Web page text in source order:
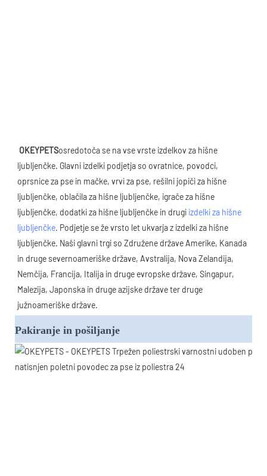
OKEYPETSosredotoča se na vse vrste izdelkov za hišne
ljubljenčke. Glavni izdelki podjetja so ovratnice, povodci,
oprsnice za pse in mačke, vrvi za pse, rešilni jopiči za hišne
ljubljenčke, oblačila za hišne ljubljenčke, igrače za hišne
ljubljenčke, dodatki za hišne ljubljenčke in drugi izdelki za hišne
ljubljenčke. Podjetje se že vrsto let ukvarja z izdelki za hišne
ljubljenčke. Naši glavni trgi so Združene države Amerike, Kanada
in druge severnoameriške države, Avstralija, Nova Zelandija,
Nemčija, Francija, Italija in druge evropske države, Singapur,
Malezija, Japonska in druge azijske države ter druge
južnoameriške države.
Pakiranje in pošiljanje